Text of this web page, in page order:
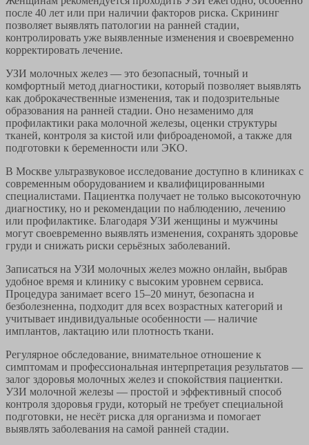
после 40 лет или при наличии факторов риска. Скрининг
позволяет выявлять патологии на ранней стадии,
контролировать уже выявленные изменения и своевременно
корректировать лечение.
УЗИ молочных желез — это безопасный, точный и
комфортный метод диагностики, который позволяет выявлять
как доброкачественные изменения, так и подозрительные
образования на ранней стадии. Оно незаменимо для
профилактики рака молочной железы, оценки структуры
тканей, контроля за кистой или фиброаденомой, а также для
подготовки к беременности или ЭКО.
В Москве ультразвуковое исследование доступно в клиниках с
современным оборудованием и квалифицированными
специалистами. Пациентка получает не только высокоточную
диагностику, но и рекомендации по наблюдению, лечению
или профилактике. Благодаря УЗИ женщины и мужчины
могут своевременно выявлять изменения, сохранять здоровье
груди и снижать риски серьёзных заболеваний.
Записаться на УЗИ молочных желез можно онлайн, выбрав
удобное время и клинику с высоким уровнем сервиса.
Процедура занимает всего 15–20 минут, безопасна и
безболезненна, подходит для всех возрастных категорий и
учитывает индивидуальные особенности — наличие
имплантов, лактацию или плотность ткани.
Регулярное обследование, внимательное отношение к
симптомам и профессиональная интерпретация результатов —
залог здоровья молочных желез и спокойствия пациентки.
УЗИ молочной железы — простой и эффективный способ
контроля здоровья груди, который не требует специальной
подготовки, не несёт риска для организма и помогает
выявлять заболевания на самой ранней стадии.